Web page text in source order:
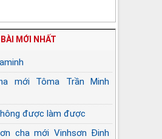
BÀI MỚI NHẤT
mới Tôma Trần Minh
được làm được
cha mới Vinhsơn Đinh